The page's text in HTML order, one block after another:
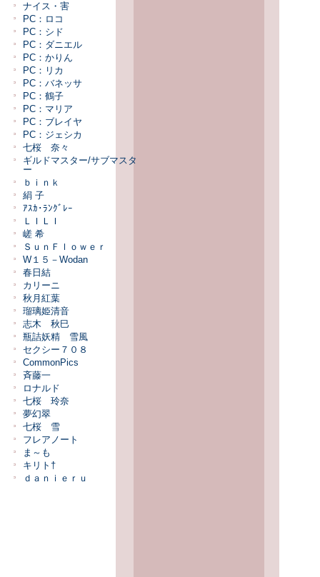
ナイス・害
PC：ロコ
PC：シド
PC：ダニエル
PC：かりん
PC：リカ
PC：バネッサ
PC：鶴子
PC：マリア
PC：ブレイヤ
PC：ジェシカ
七桜 奈々
ギルドマスター/サブマスタ
ー
ｂｉｎｋ
絹 子
ｱｽｶ･ﾗﾝｸﾞﾚｰ
ＬＩＬＩ
嵯 希
ＳｕｎＦｌｏｗｅｒ
W１５－Wodan
春日結
カリーニ
秋月紅葉
瑠璃姫清音
志木 秋巳
瓶詰妖精 雪風
セクシー７０８
CommonPics
斉藤一
ロナルド
七桜 玲奈
夢幻翠
七桜 雪
フレアノート
ま～も
キリト†
ｄａｎｉｅｒｕ